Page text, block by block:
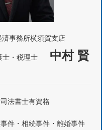
事務所横須賀支店
士・税理士
中村 賢
法書士有資格
件・相続事件・離婚事件